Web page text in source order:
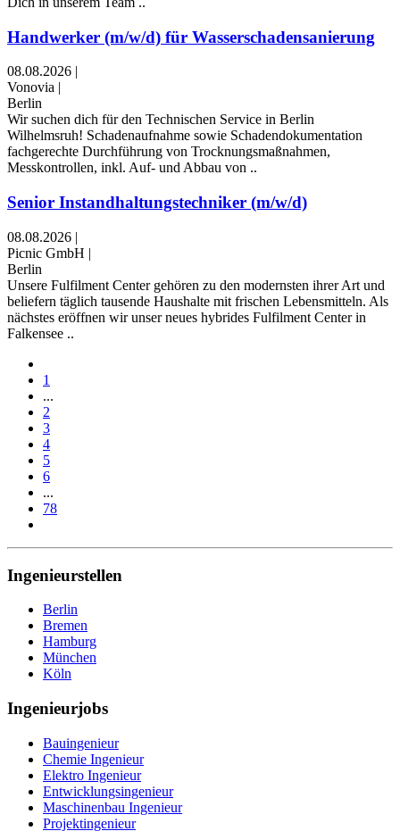
Handwerker (m/w/d) für Wasserschadensanierung
08.08.2026 |
Vonovia |
Berlin
Wir suchen dich für den Technischen Service in Berlin
Wilhelmsruh! Schadenaufnahme sowie Schadendokumentation
fachgerechte Durchführung von Trocknungsmaßnahmen,
Messkontrollen, inkl. Auf- und Abbau von ..
Senior Instandhaltungstechniker (m/w/d)
08.08.2026 |
Picnic GmbH |
Berlin
Unsere Fulfilment Center gehören zu den modernsten ihrer Art und
beliefern täglich tausende Haushalte mit frischen Lebensmitteln. Als
nächstes eröffnen wir unser neues hybrides Fulfilment Center in
Falkensee ..
1
...
2
3
4
5
6
...
78
Ingenieurstellen
Berlin
Bremen
Hamburg
München
Köln
Ingenieurjobs
Bauingenieur
Chemie Ingenieur
Elektro Ingenieur
Entwicklungsingenieur
Maschinenbau Ingenieur
Projektingenieur